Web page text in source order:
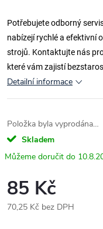
Potřebujete odborný
nabízejí rychlé a efektivní
strojů. Kontaktujte nás
které vám zajistí
Detailní informace
Položka byla vyprodána…
Skladem
85 Kč
70,25 Kč bez DPH